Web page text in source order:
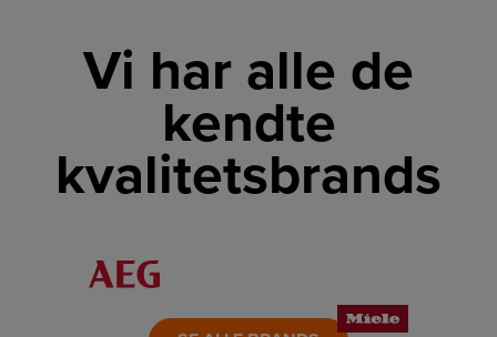
Vi har alle de
kendte
kvalitetsbrands
LINK